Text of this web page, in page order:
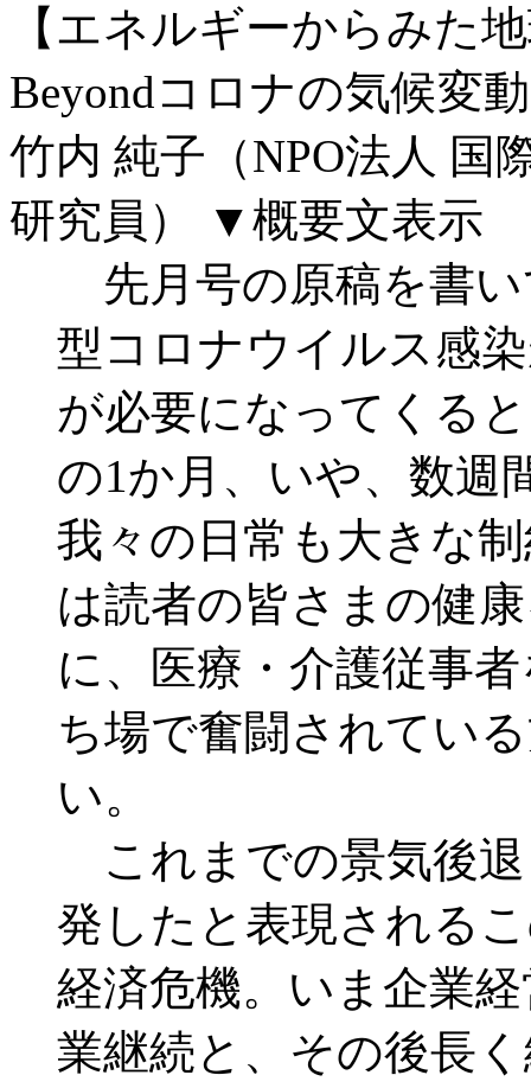
【エネルギーからみた
Beyondコロナの気候変
竹内 純子（NPO法人 国
研究員）
▼概要文表示
先月号の原稿を書
型コロナウイルス感
が必要になってくる
の1か月、いや、数週
我々の日常も大きな
は読者の皆さまの健
に、医療・介護従事
ち場で奮闘されてい
い。
これまでの景気後
発したと表現される
経済危機。いま企業
業継続と、その後長